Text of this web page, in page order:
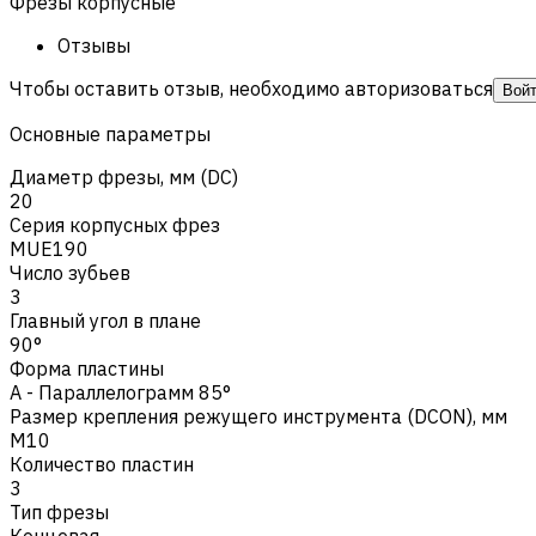
Отзывы
Чтобы оставить отзыв, необходимо авторизоваться
Основные параметры
Диаметр фрезы, мм (DC)
20
Серия корпусных фрез
MUE190
Число зубьев
3
Главный угол в плане
90°
Форма пластины
A - Параллелограмм 85°
Размер крепления режущего инструмента (DCON), мм
M10
Количество пластин
3
Тип фрезы